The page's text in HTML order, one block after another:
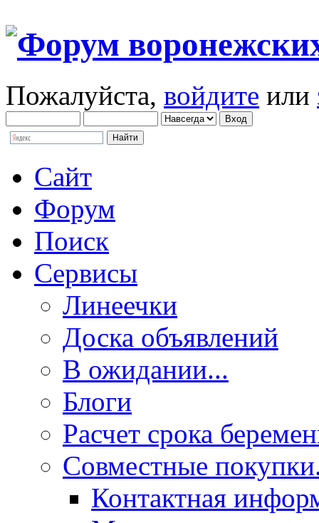
Пожалуйста, войдите или
Сайт
Форум
Поиск
Сервисы
Линеечки
Доска объявлений
В ожидании...
Блоги
Расчет срока
Совместные
Контактная